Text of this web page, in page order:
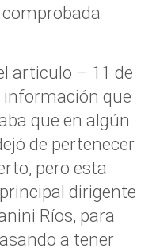
articulo – 11 de
información que
que en algún
de pertenecer
pero esta
dirigente
Ríos, para
a tener